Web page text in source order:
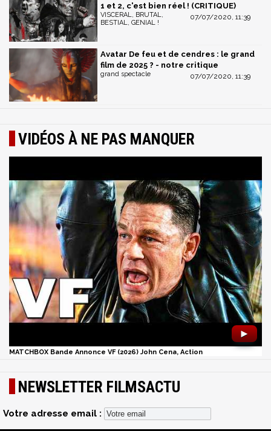
1 et 2, c'est bien réel ! (CRITIQUE)
07/07/2020, 11:39
VISCERAL, BRUTAL,
BESTIAL, GENIAL !
Avatar De feu et de cendres : le grand
film de 2025 ? - notre critique
07/07/2020, 11:39
grand spectacle
VIDÉOS À NE PAS MANQUER
►
MATCHBOX Bande Annonce VF (2026) John Cena, Action
NEWSLETTER FILMSACTU
Votre adresse email :